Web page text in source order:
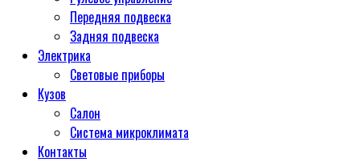
Передняя подвеска
Задняя подвеска
Электрика
Световые приборы
Кузов
Салон
Система микроклимата
Контакты